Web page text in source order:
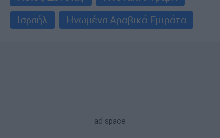
Ισραήλ
Ηνωμένα Αραβικά Εμιράτα